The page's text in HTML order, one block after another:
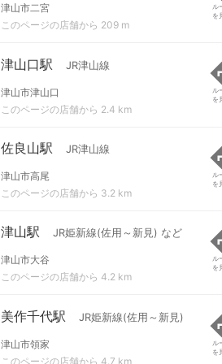
津山市二宮
このページの店舗から 209 m
ル
を
津山口駅 JR津山線
津山市津山口
このページの店舗から 2.4 km
ル
を
佐良山駅 JR津山線
津山市高尾
このページの店舗から 3.2 km
ル
を
津山駅 JR姫新線(佐用～新見) など
津山市大谷
このページの店舗から 4.2 km
ル
を
美作千代駅 JR姫新線(佐用～新見)
津山市領家
このページの店舗から 4.7 km
ル
を